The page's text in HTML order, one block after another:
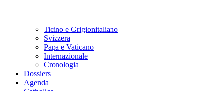
Ticino e Grigionitaliano
Svizzera
Papa e Vaticano
Internazionale
Cronologia
Dossiers
Agenda